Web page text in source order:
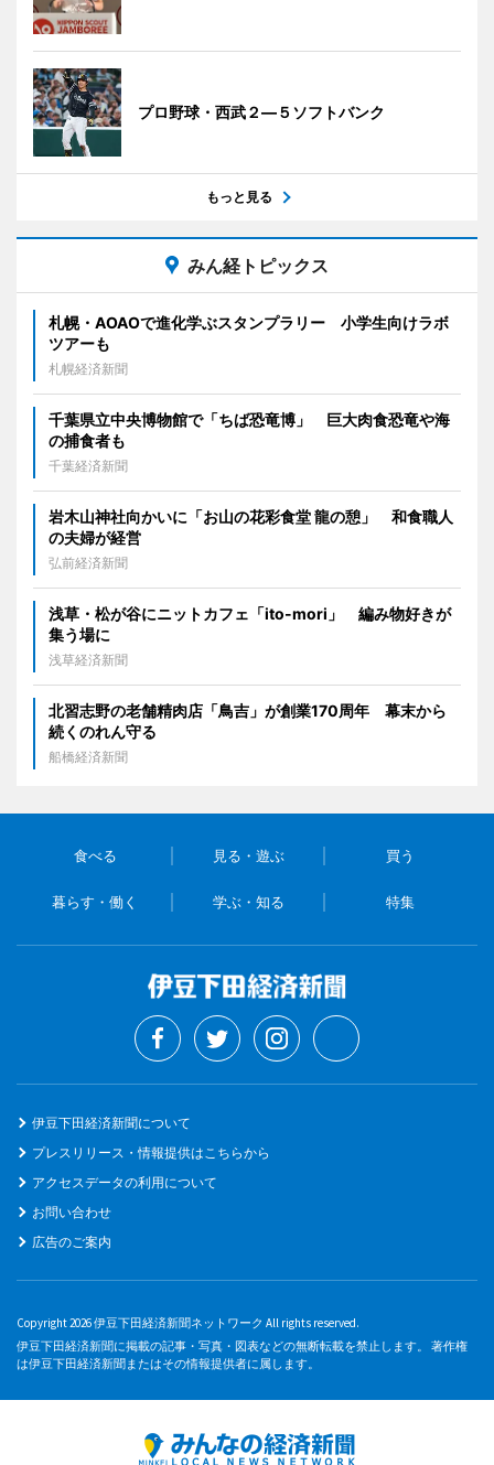
プロ野球・西武２―５ソフトバンク
もっと見る
みん経トピックス
札幌・AOAOで進化学ぶスタンプラリー 小学生向けラボ
ツアーも
札幌経済新聞
千葉県立中央博物館で「ちば恐竜博」 巨大肉食恐竜や海
の捕食者も
千葉経済新聞
岩木山神社向かいに「お山の花彩食堂 龍の憩」 和食職人
の夫婦が経営
弘前経済新聞
浅草・松が谷にニットカフェ「ito-mori」 編み物好きが
集う場に
浅草経済新聞
北習志野の老舗精肉店「鳥吉」が創業170周年 幕末から
続くのれん守る
船橋経済新聞
食べる 見る・遊ぶ 買う
暮らす・働く 学ぶ・知る 特集
伊豆下田経済新聞について
プレスリリース・情報提供はこちらから
アクセスデータの利用について
お問い合わせ
広告のご案内
Copyright 2026 伊豆下田経済新聞ネットワーク All rights reserved.
伊豆下田経済新聞に掲載の記事・写真・図表などの無断転載を禁止します。 著作権
は伊豆下田経済新聞またはその情報提供者に属します。